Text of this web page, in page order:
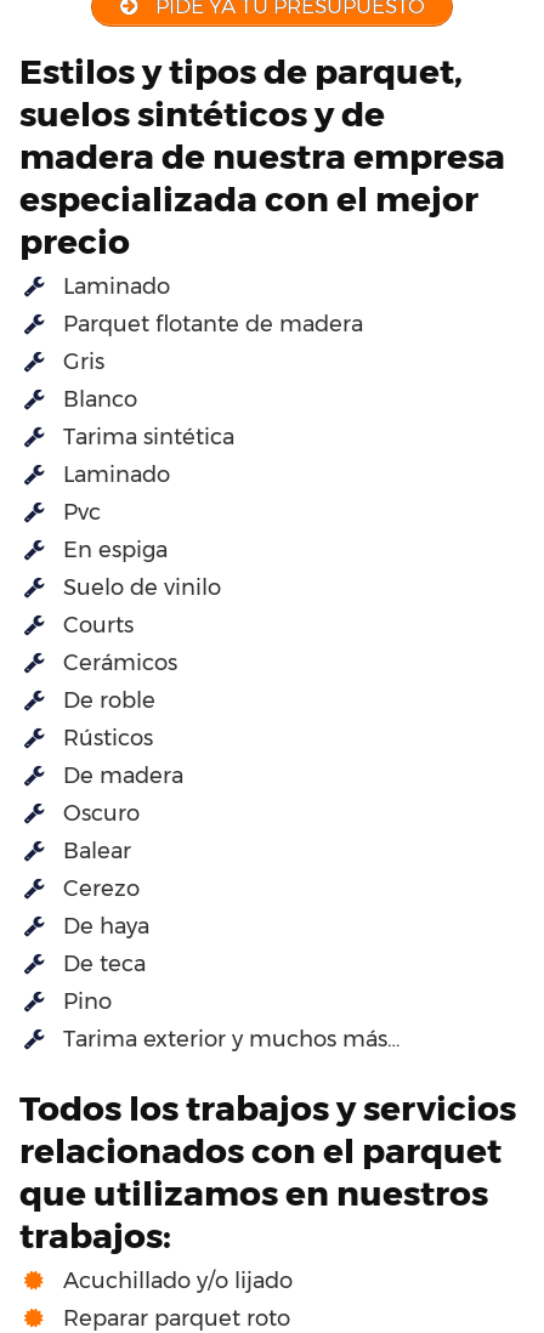
PIDE YA TU PRESUPUESTO
Estilos y tipos de parquet,
suelos sintéticos y de
madera de nuestra empresa
especializada con el mejor
precio
Laminado
Parquet flotante de madera
Gris
Blanco
Tarima sintética
Laminado
Pvc
En espiga
Suelo de vinilo
Courts
Cerámicos
De roble
Rústicos
De madera
Oscuro
Balear
Cerezo
De haya
De teca
Pino
Tarima exterior y muchos más…
Todos los trabajos y servicios
relacionados con el parquet
que utilizamos en nuestros
trabajos:
Acuchillado y/o lijado
Reparar parquet roto